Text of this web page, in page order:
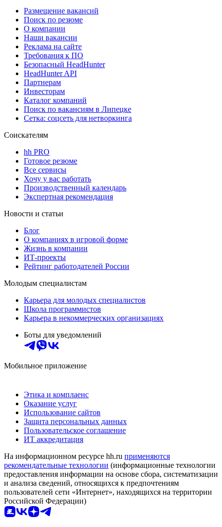
Размещение вакансий
Поиск по резюме
О компании
Наши вакансии
Реклама на сайте
Требования к ПО
Безопасный HeadHunter
HeadHunter API
Партнерам
Инвесторам
Каталог компаний
Поиск по вакансиям в Липецке
Сетка: соцсеть для нетворкинга
Соискателям
hh PRO
Готовое резюме
Все сервисы
Хочу у вас работать
Производственный календарь
Экспертная рекомендация
Новости и статьи
Блог
О компаниях в игровой форме
Жизнь в компании
ИТ-проекты
Рейтинг работодателей России
Молодым специалистам
Карьера для молодых специалистов
Школа программистов
Карьера в некоммерческих организациях
Боты для уведомлений
Мобильное приложение
Этика и комплаенс
Оказание услуг
Использование сайтов
Защита персональных данных
Пользовательское соглашение
ИТ аккредитация
На информационном ресурсе hh.ru применяются
рекомендательные технологии (информационные технологии
предоставления информации на основе сбора, систематизации
и анализа сведений, относящихся к предпочтениям
пользователей сети «Интернет», находящихся на территории
Российской Федерации)